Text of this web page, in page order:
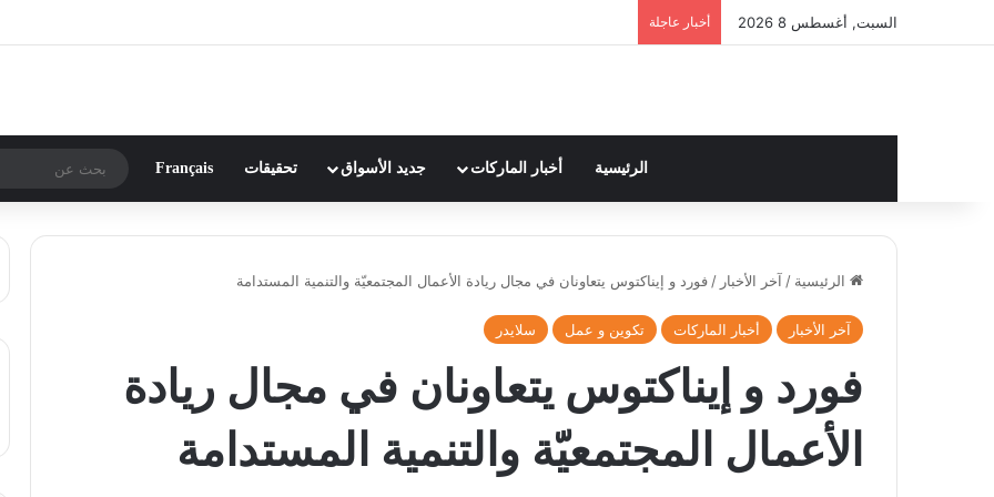
السبت, أغسطس 8 2026 أخبار عاجلة
الرئيسية أخبار الماركات جديد الأسواق تحقيقات Français
الرئيسية / آخر الأخبار / فورد و إيناكتوس يتعاونان في مجال ريادة الأعمال المجتمعيّة والتنمية المستدامة
آخر الأخبار أخبار الماركات تكوين و عمل سلايدر
فورد و إيناكتوس يتعاونان في مجال ريادة
الأعمال المجتمعيّة والتنمية المستدامة